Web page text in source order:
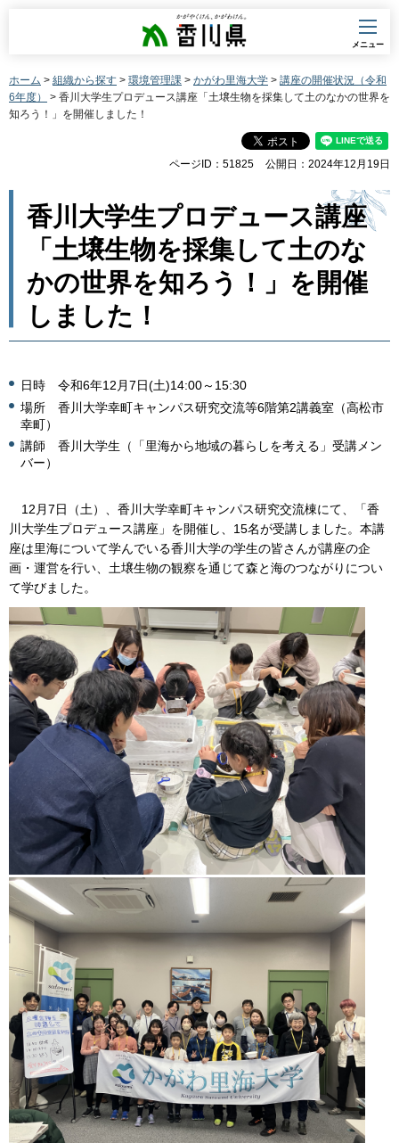
香川県
メニュー
ホーム > 組織から探す > 環境管理課 > かがわ里海大学 > 講座の開催状況（令和
6年度）
> 香川大学生プロデュース講座「土壌生物を採集して土のなかの世界を
知ろう！」を開催しました！
ページID：51825 公開日：2024年12月19日
香川大学生プロデュース講座
「土壌生物を採集して土のな
かの世界を知ろう！」を開催
しました！
日時 令和6年12月7日(土)14:00～15:30
場所 香川大学幸町キャンパス研究交流等6階第2講義室（高松市
幸町）
講師 香川大学生（「里海から地域の暮らしを考える」受講メン
バー）
12月7日（土）、香川大学幸町キャンパス研究交流棟にて、「香
川大学生プロデュース講座」を開催し、15名が受講しました。本講
座は里海について学んでいる香川大学の学生の皆さんが講座の企
画・運営を行い、土壌生物の観察を通じて森と海のつながりについ
て学びました。